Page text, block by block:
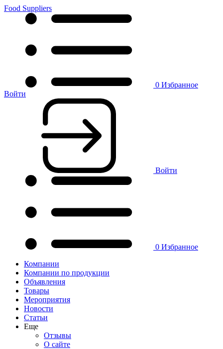
Food Suppliers
0 Избранное
Войти
Войти
0 Избранное
Компании
Компании по продукции
Объявления
Товары
Мероприятия
Новости
Статьи
Еще
Отзывы
О сайте